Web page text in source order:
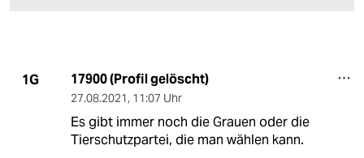
1G 17900 (Profil gelöscht)
27.08.2021, 11:07 Uhr
Es gibt immer noch die Grauen oder die
Tierschutzpartei, die man wählen kann.